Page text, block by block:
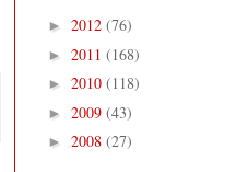
► 2012 (76)
► 2011 (168)
► 2010 (118)
► 2009 (43)
► 2008 (27)